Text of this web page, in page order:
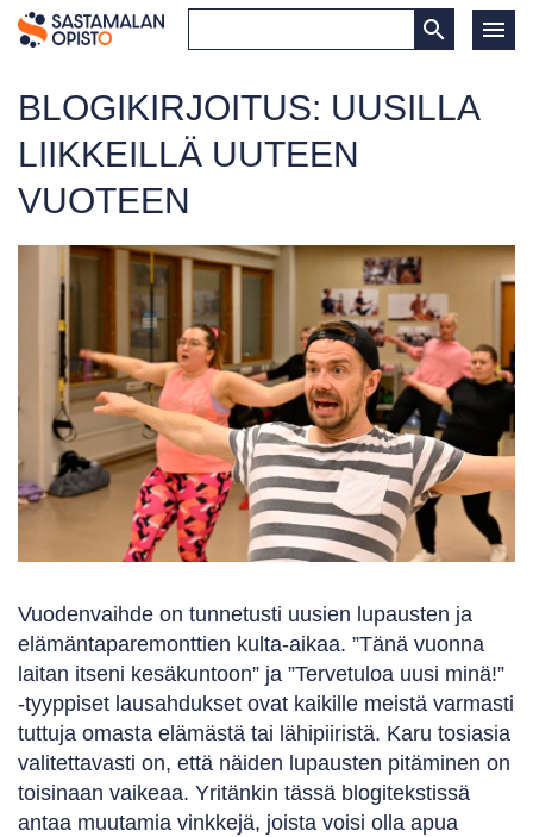
BLOGIKIRJOITUS: UUSILLA
LIIKKEILLÄ UUTEEN
VUOTEEN
Vuodenvaihde on tunnetusti uusien lupausten ja
elämäntaparemonttien kulta-aikaa. ”Tänä vuonna
laitan itseni kesäkuntoon” ja ”Tervetuloa uusi minä!”
-tyyppiset lausahdukset ovat kaikille meistä varmasti
tuttuja omasta elämästä tai lähipiiristä. Karu tosiasia
valitettavasti on, että näiden lupausten pitäminen on
toisinaan vaikeaa. Yritänkin tässä blogitekstissä
antaa muutamia vinkkejä, joista voisi olla apua